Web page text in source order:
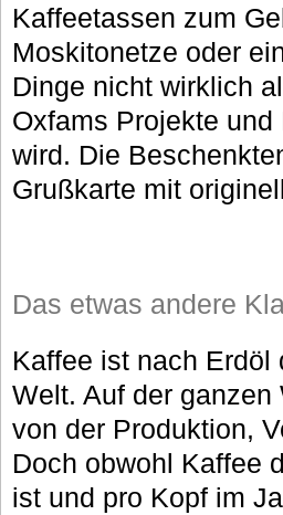
Kaffeetassen zum
Moskitonetze oder
Dinge nicht wirklich
Oxfams Projekte
wird. Die
Grußkarte mit
Das etwas andere
Kaffee ist nach
Welt. Auf der
von der Produktion,
Doch obwohl Kaffee
ist und pro Kopf im